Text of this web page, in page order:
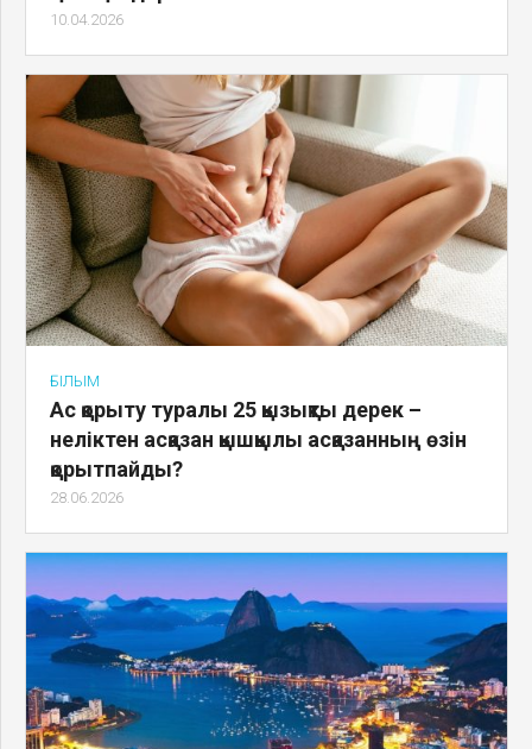
10.04.2026
ҒЫЛЫМ
Ас қорыту туралы 25 қызықты дерек –
неліктен асқазан қышқылы асқазанның өзін
қорытпайды?
28.06.2026